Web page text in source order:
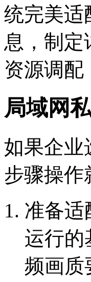
统完美适
息，制定
资源调配
局域网
如果企业
步骤操作
准备适
运行的
频画质